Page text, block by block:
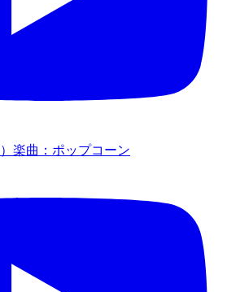
楽曲：ポップコーン